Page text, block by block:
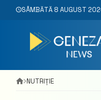
SÂMBĂTĂ 8 AUGUST
IGOR GROSU S-A
NUTRIȚIE